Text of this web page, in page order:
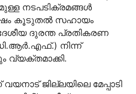
നടപടിക്രമങ്ങൾ
കൂടുതൽ സഹായം
ദുരന്ത പ്രതികരണ
നിന്ന്
വ്യക്തമാക്കി.
ജില്ലയിലെ മേപ്പാടി